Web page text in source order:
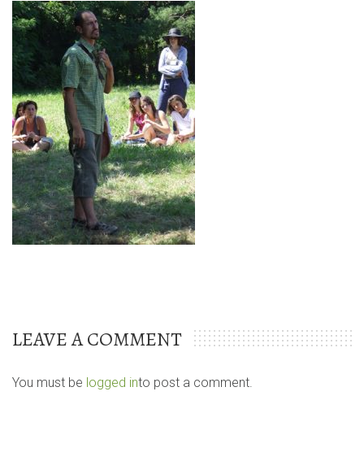
LEAVE A COMMENT
You must be logged into post a comment.